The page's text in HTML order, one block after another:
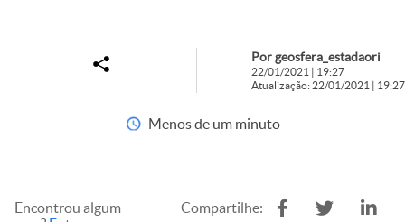
Por geosfera_estadaori
22/01/2021 | 19:27
Atualização: 22/01/2021 | 19:27
Menos de um minuto
Encontrou algum
Compartilhe: